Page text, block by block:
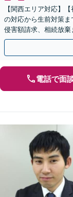
【関西エリア対応】
の対応から生前対策
侵害額請求、相続放
間・休日面談可】【
電話で面